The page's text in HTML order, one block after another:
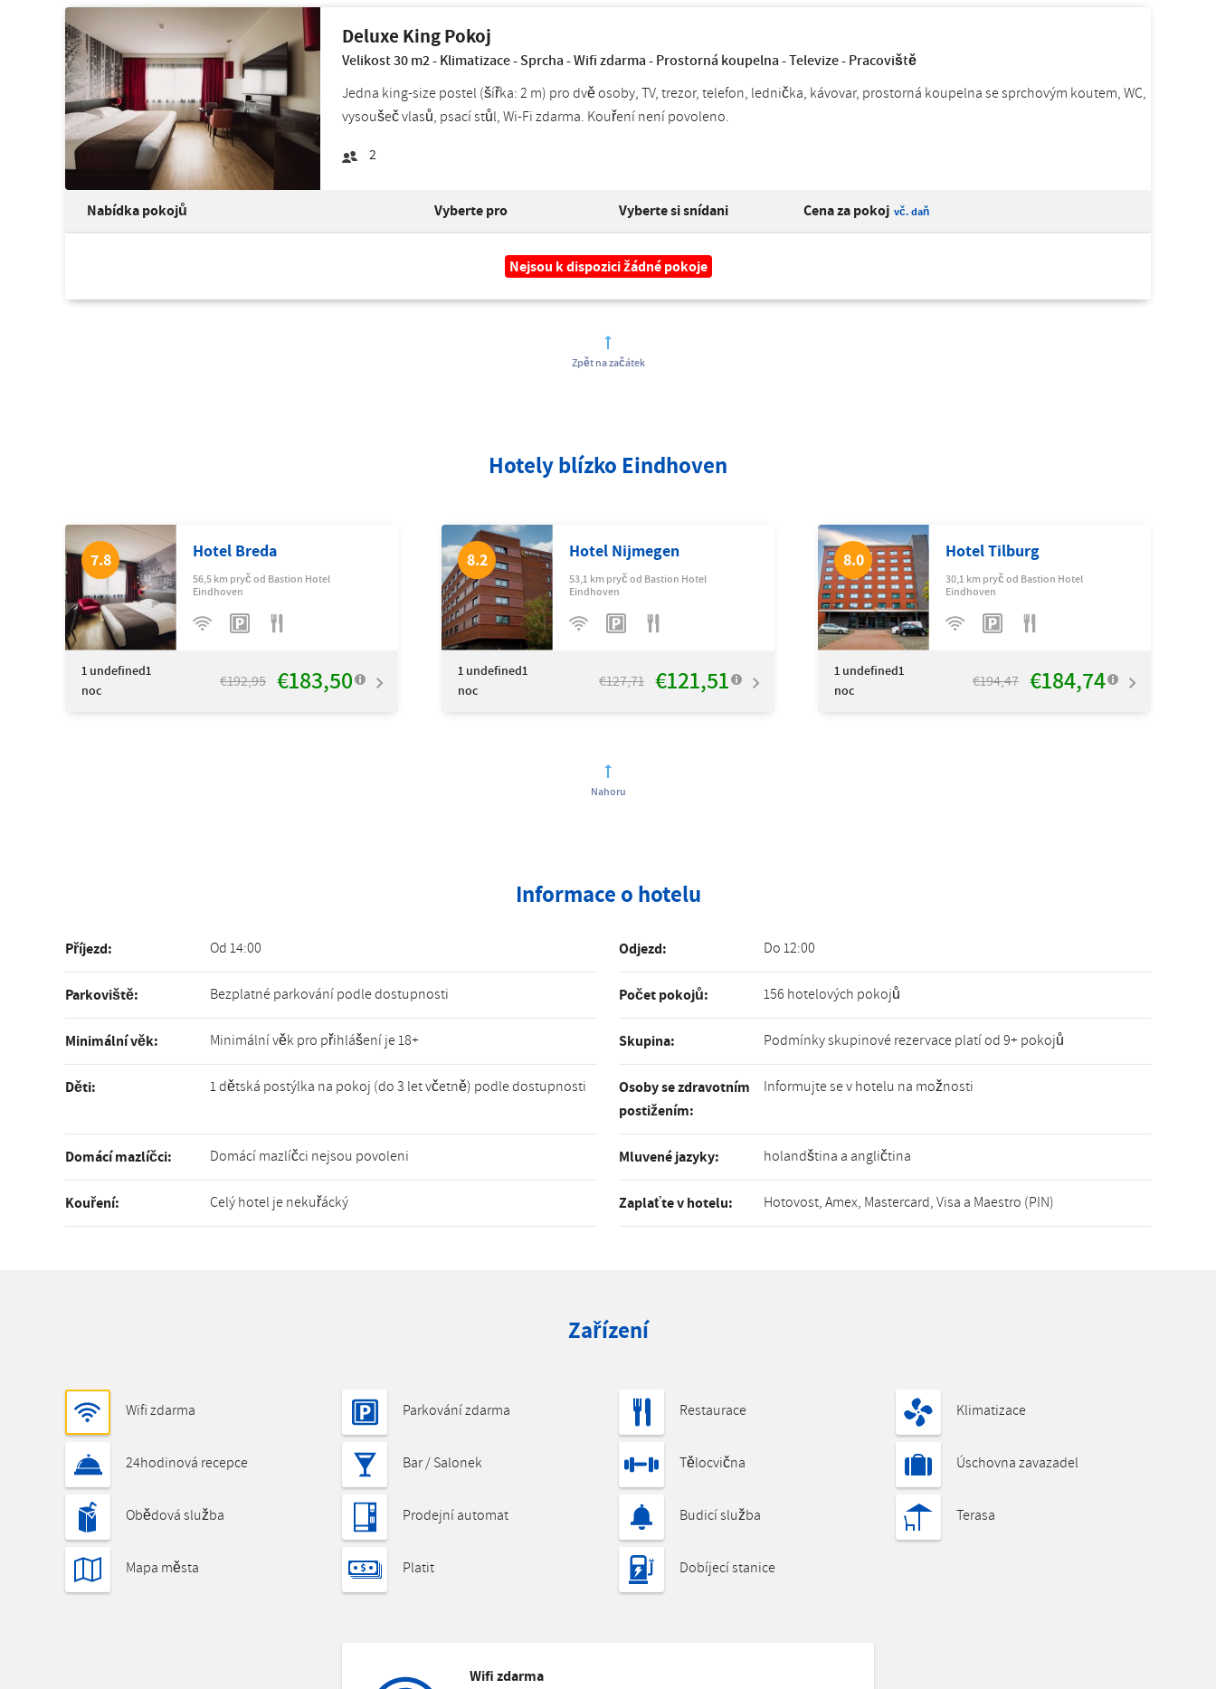
Deluxe King Pokoj
Velikost 30 m2 - Klimatizace - Sprcha - Wifi zdarma - Prostorná koupelna - Televize - Pracoviště
Jedna king-size postel (šířka: 2 m) pro dvě osoby, TV, trezor, telefon, lednička, kávovar, prostorná koupelna se sprchovým koutem, WC,
vysoušeč vlasů, psací stůl, Wi-Fi zdarma. Kouření není povoleno.
2
Nabídka pokojů Vyberte pro Vyberte si snídani Cena za pokoj vč. daň
Nejsou k dispozici žádné pokoje
Zpět na začátek
Hotely blízko Eindhoven
7.8 Hotel Breda
56,5 km pryč od Bastion Hotel
Eindhoven
1 undefined1
noc
€192,95 €183,50
8.2 Hotel Nijmegen
53,1 km pryč od Bastion Hotel
Eindhoven
1 undefined1
noc
€127,71 €121,51
8.0 Hotel Tilburg
30,1 km pryč od Bastion Hotel
Eindhoven
1 undefined1
noc
€194,47 €184,74
Nahoru
Informace o hotelu
Příjezd: Od 14:00 Odjezd: Do 12:00
Parkoviště: Bezplatné parkování podle dostupnosti Počet pokojů: 156 hotelových pokojů
Minimální věk: Minimální věk pro přihlášení je 18+ Skupina: Podmínky skupinové rezervace platí od 9+ pokojů
Děti: 1 dětská postýlka na pokoj (do 3 let včetně) podle dostupnosti
Osoby se zdravotním
postižením:
Informujte se v hotelu na možnosti
Domácí mazlíčci: Domácí mazlíčci nejsou povoleni Mluvené jazyky: holandština a angličtina
Kouření: Celý hotel je nekuřácký Zaplaťte v hotelu: Hotovost, Amex, Mastercard, Visa a Maestro (PIN)
Zařízení
Wifi zdarma Parkování zdarma Restaurace Klimatizace
24hodinová recepce Bar / Salonek Tělocvična Úschovna zavazadel
Obědová služba Prodejní automat Budicí služba Terasa
Mapa města Platit Dobíjecí stanice
Wifi zdarma